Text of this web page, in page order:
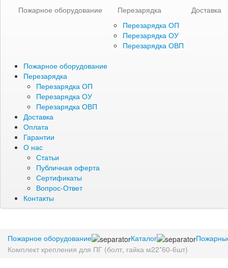
Пожарное оборудование
Перезарядка
Перезарядка ОП
Перезарядка ОУ
Перезарядка ОВП
Доставка
Пожарное оборудование
Перезарядка
Перезарядка ОП
Перезарядка ОУ
Перезарядка ОВП
Доставка
Оплата
Гарантии
О нас
Статьи
Публичная оферта
Сертификаты
Вопрос-Ответ
Контакты
Пожарное оборудование Каталог
Комплект крепления для ПГ (болт, гайка м22*60-6шт)